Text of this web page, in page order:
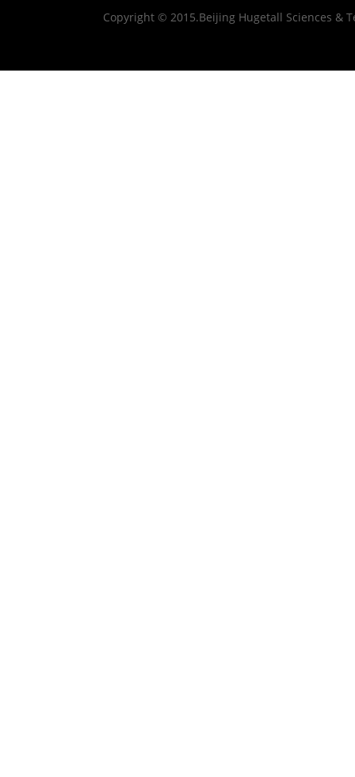
Copyright © 2015.Beijing Hugetall Sciences